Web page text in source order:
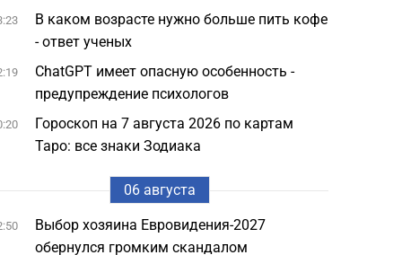
В каком возрасте нужно больше пить кофе
- ответ ученых
ChatGPT имеет опасную особенность -
предупреждение психологов
Гороскоп на 7 августа 2026 по картам
Таро: все знаки Зодиака
06 августа
Выбор хозяина Евровидения-2027
обернулся громким скандалом